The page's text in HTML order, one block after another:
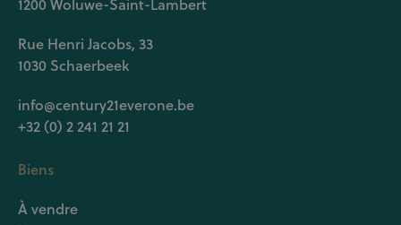
Rue Henri Jacobs, 33
1030 Schaerbeek
info@century21everone.be
+32 (0) 2 241 21 21
Biens
À vendre